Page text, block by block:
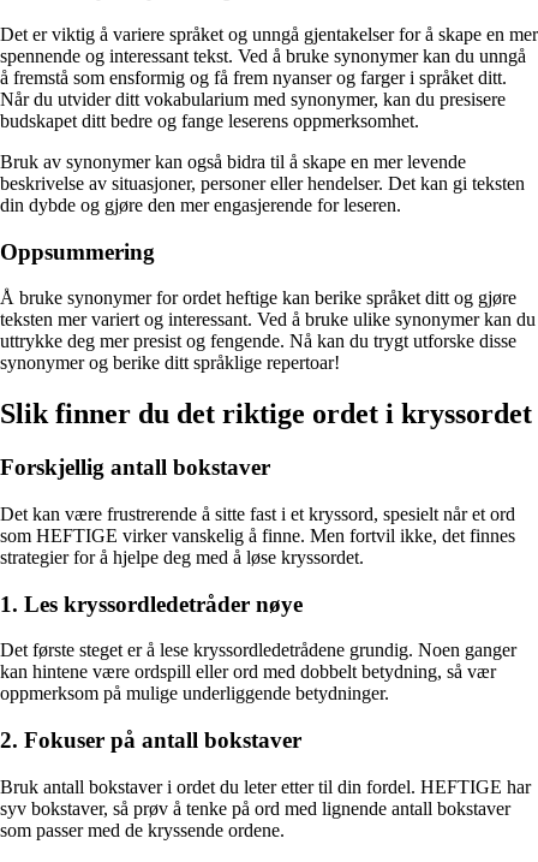
Det er viktig å variere språket og unngå gjentakelser for å skape en mer
spennende og interessant tekst. Ved å bruke synonymer kan du unngå
å fremstå som ensformig og få frem nyanser og farger i språket ditt.
Når du utvider ditt vokabularium med synonymer, kan du presisere
budskapet ditt bedre og fange leserens oppmerksomhet.
Bruk av synonymer kan også bidra til å skape en mer levende
beskrivelse av situasjoner, personer eller hendelser. Det kan gi teksten
din dybde og gjøre den mer engasjerende for leseren.
Oppsummering
Å bruke synonymer for ordet heftige kan berike språket ditt og gjøre
teksten mer variert og interessant. Ved å bruke ulike synonymer kan du
uttrykke deg mer presist og fengende. Nå kan du trygt utforske disse
synonymer og berike ditt språklige repertoar!
Slik finner du det riktige ordet i kryssordet
Forskjellig antall bokstaver
Det kan være frustrerende å sitte fast i et kryssord, spesielt når et ord
som HEFTIGE virker vanskelig å finne. Men fortvil ikke, det finnes
strategier for å hjelpe deg med å løse kryssordet.
1. Les kryssordledetråder nøye
Det første steget er å lese kryssordledetrådene grundig. Noen ganger
kan hintene være ordspill eller ord med dobbelt betydning, så vær
oppmerksom på mulige underliggende betydninger.
2. Fokuser på antall bokstaver
Bruk antall bokstaver i ordet du leter etter til din fordel. HEFTIGE har
syv bokstaver, så prøv å tenke på ord med lignende antall bokstaver
som passer med de kryssende ordene.